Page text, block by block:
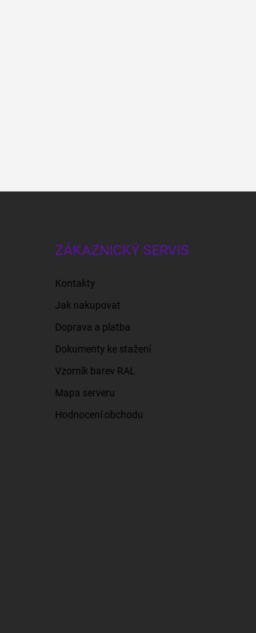
ZÁKAZNICKÝ SERVIS
Kontakty
Jak nakupovat
Doprava a platba
Dokumenty ke stažení
Vzorník barev RAL
Mapa serveru
Hodnocení obchodu